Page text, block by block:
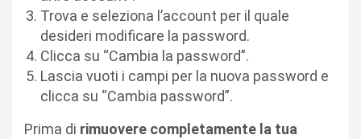
Trova e seleziona l’account per il quale
desideri modificare la password.
Clicca su “Cambia la password”.
Lascia vuoti i campi per la nuova password e
clicca su “Cambia password”.
Prima di rimuovere completamente la tua